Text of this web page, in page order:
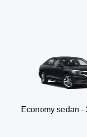
sedan - 3 Personen